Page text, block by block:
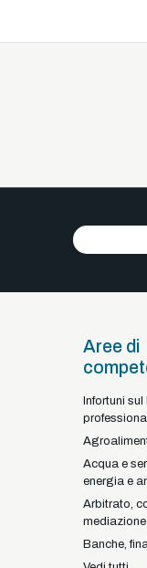
Braga -
+351
Aree di
Infortuni
Acqua e
energia e
Arbitrato,
Banche,